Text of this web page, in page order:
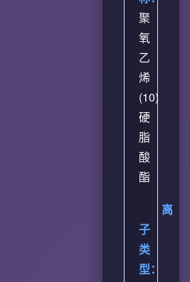
聚
氧
乙
烯
(10)
硬
脂
酸
酯
离
子
类
型：